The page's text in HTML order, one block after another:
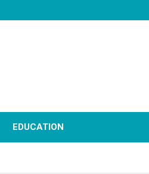
EDUCATION